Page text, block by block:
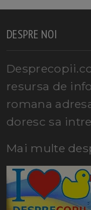
DESPRE NOI
resursa de
romana
doresc sa
Mai multe